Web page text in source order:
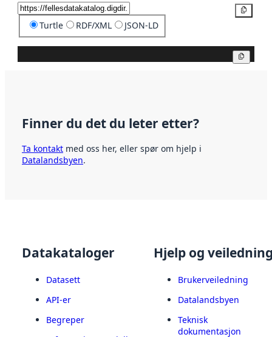
Turtle RDF/XML JSON-LD
Finner du det du leter etter?
Ta kontakt med oss her, eller spør om hjelp i
Datalandsbyen.
Datakataloger
Datasett
API-er
Begreper
Hjelp og
Brukerveiledning
Datalandsbyen
Teknisk
dokumentasjon